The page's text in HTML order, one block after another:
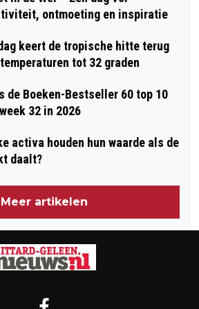
ontmoeting en inspiratie
keert de tropische hitte terug
tot 32 graden
de Boeken-Bestseller 60 top 10
32 in 2026
activa houden hun waarde als de
daalt?
Meer artikelen